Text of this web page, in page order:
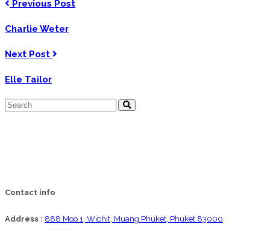
Previous Post
Charlie Weter
Next Post
Elle Tailor
Contact info
Address : 888 Moo 1, Wichit, Muang Phuket, Phuket 83000